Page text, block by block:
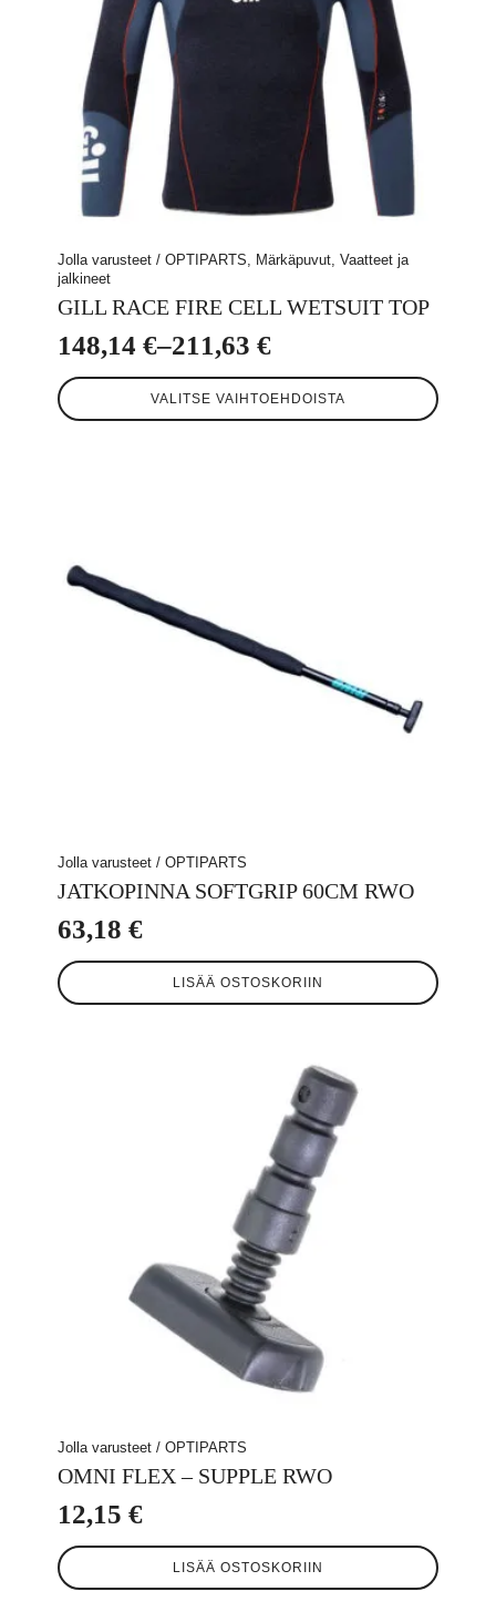
Jolla varusteet / OPTIPARTS, Märkäpuvut, Vaatteet ja
jalkineet
GILL RACE FIRE CELL WETSUIT TOP
148,14 €–211,63 €
Hintaluokka:
148,14 €VALITSE VAIHTOEHDOISTA
Tällä
tuotteella
sivulla.
Jolla varusteet / OPTIPARTS
JATKOPINNA SOFTGRIP 60CM RWO
63,18 €
LISÄÄ OSTOSKORIIN
Jolla varusteet / OPTIPARTS
OMNI FLEX – SUPPLE RWO
12,15 €
LISÄÄ OSTOSKORIIN